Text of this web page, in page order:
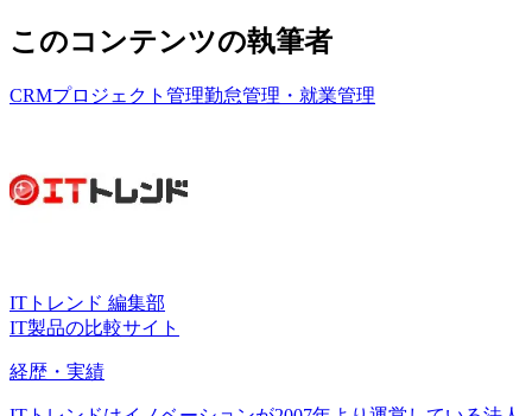
このコンテンツの執筆者
CRMプロジェクト管理勤怠管理・就業管理
ITトレンド 編集部
IT製品の比較サイト
経歴・実績